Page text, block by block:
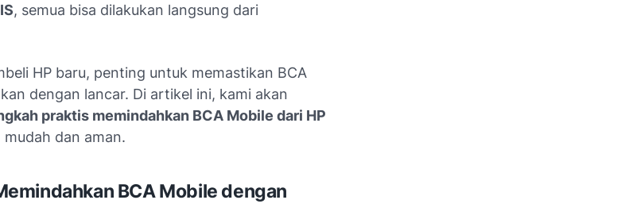
, semua bisa dilakukan langsung dari
HP baru, penting untuk memastikan BCA
dengan lancar. Di artikel ini, kami akan
praktis memindahkan BCA Mobile dari HP
mudah dan aman.
BCA Mobile dengan